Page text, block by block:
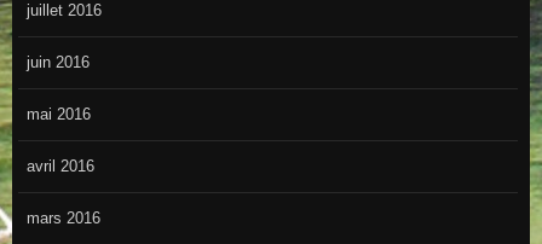
juillet 2016
juin 2016
mai 2016
avril 2016
mars 2016